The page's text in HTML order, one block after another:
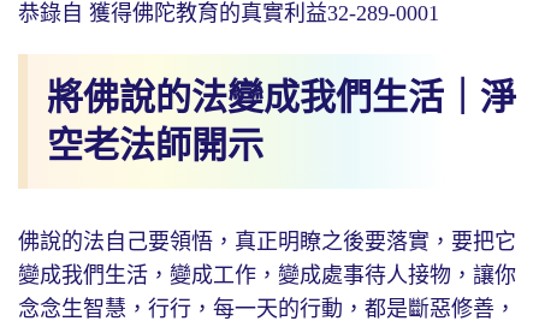
恭錄自 獲得佛陀教育的真實利益32-289-0001
將佛說的法變成我們生活｜淨
空老法師開示
佛說的法自己要領悟，真正明瞭之後要落實，要把它
變成我們生活，變成工作，變成處事待人接物，讓你
念念生智慧，行行，每一天的行動，都是斷惡修善，